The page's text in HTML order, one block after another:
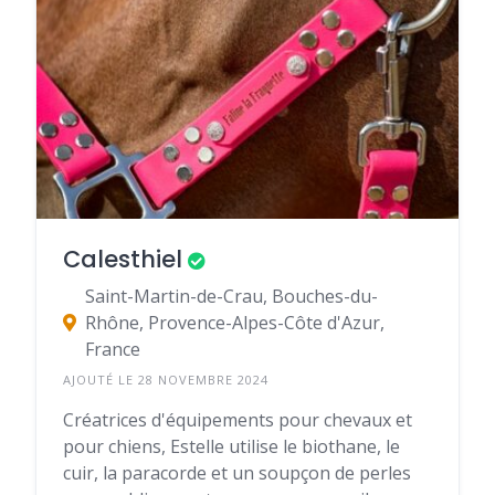
Calesthiel
Saint-Martin-de-Crau, Bouches-du-
Rhône, Provence-Alpes-Côte d'Azur,
France
AJOUTÉ LE 28 NOVEMBRE 2024
Créatrices d'équipements pour chevaux et
pour chiens, Estelle utilise le biothane, le
cuir, la paracorde et un soupçon de perles